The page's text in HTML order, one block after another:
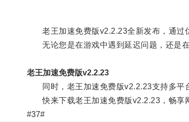
老王加速免费版v2.2.23全新发布，通过优
无论您是在游戏中遇到延迟问题，还是在
老王加速免费版v2.2.23
同时，老王加速免费版v2.2.23支持多平
快来下载老王加速免费版v2.2.23，畅享
#37#